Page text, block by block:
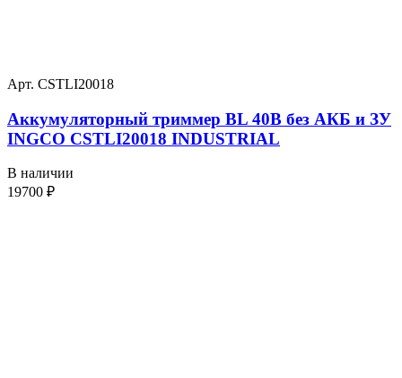
Арт. CSTLI20018
Аккумуляторный триммер BL 40В без АКБ и ЗУ
INGCO CSTLI20018 INDUSTRIAL
В наличии
19700 ₽